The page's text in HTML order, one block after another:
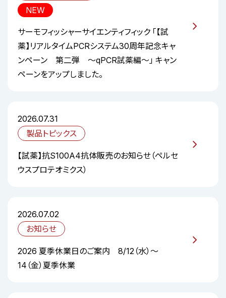
NEW
サーモフィッシャーサイエンティフィック 「【試
薬】リアルタイムPCRシステム30周年記念キャ
ンペーン 第二弾 ～qPCR試薬編～」 キャン
ペーンをアップしました。
2026.07.31
製品トピックス
【試薬】抗S100A4抗体販売のお知らせ（ペルセ
ウスプロテオミクス）
2026.07.02
お知らせ
2026 夏季休業日のご案内 8/12（水）～
14（金）夏季休業